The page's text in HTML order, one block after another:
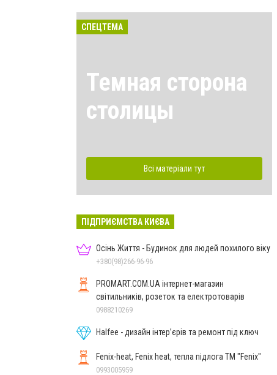
СПЕЦТЕМА
Темная сторона
столицы
Всі матеріали тут
ПІДПРИЄМСТВА КИЄВА
Осінь Життя - Будинок для людей похилого віку
+380(98)266-96-96
PROMART.COM.UA інтернет-магазин
cвітильників, розеток та електротоварів
0988210269
Halfee - дизайн інтер’єрів та ремонт під ключ
Fenix-heat, Fenix heat, тепла підлога ТМ "Fenix"
0993005959